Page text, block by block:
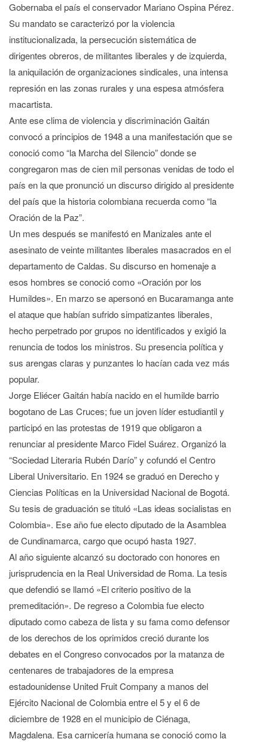
Gobernaba el país el conservador Mariano Ospina Pérez.
Su mandato se caracterizó por la violencia
institucionalizada, la persecución sistemática de
dirigentes obreros, de militantes liberales y de izquierda,
la aniquilación de organizaciones sindicales, una intensa
represión en las zonas rurales y una espesa atmósfera
macartista.
Ante ese clima de violencia y discriminación Gaitán
convocó a principios de 1948 a una manifestación que se
conoció como “la Marcha del Silencio” donde se
congregaron mas de cien mil personas venidas de todo el
país en la que pronunció un discurso dirigido al presidente
del país que la historia colombiana recuerda como “la
Oración de la Paz”.
Un mes después se manifestó en Manizales ante el
asesinato de veinte militantes liberales masacrados en el
departamento de Caldas. Su discurso en homenaje a
esos hombres se conoció como «Oración por los
Humildes». En marzo se apersonó en Bucaramanga ante
el ataque que habían sufrido simpatizantes liberales,
hecho perpetrado por grupos no identificados y exigió la
renuncia de todos los ministros. Su presencia política y
sus arengas claras y punzantes lo hacían cada vez más
popular.
Jorge Eliécer Gaitán había nacido en el humilde barrio
bogotano de Las Cruces; fue un joven líder estudiantil y
participó en las protestas de 1919 que obligaron a
renunciar al presidente Marco Fidel Suárez. Organizó la
“Sociedad Literaria Rubén Darío” y cofundó el Centro
Liberal Universitario. En 1924 se graduó en Derecho y
Ciencias Políticas en la Universidad Nacional de Bogotá.
Su tesis de graduación se tituló «Las ideas socialistas en
Colombia». Ese año fue electo diputado de la Asamblea
de Cundinamarca, cargo que ocupó hasta 1927.
Al año siguiente alcanzó su doctorado con honores en
jurisprudencia en la Real Universidad de Roma. La tesis
que defendió se llamó «El criterio positivo de la
premeditación». De regreso a Colombia fue electo
diputado como cabeza de lista y su fama como defensor
de los derechos de los oprimidos creció durante los
debates en el Congreso convocados por la matanza de
centenares de trabajadores de la empresa
estadounidense United Fruit Company a manos del
Ejército Nacional de Colombia entre el 5 y el 6 de
diciembre de 1928 en el municipio de Ciénaga,
Magdalena. Esa carnicería humana se conoció como la